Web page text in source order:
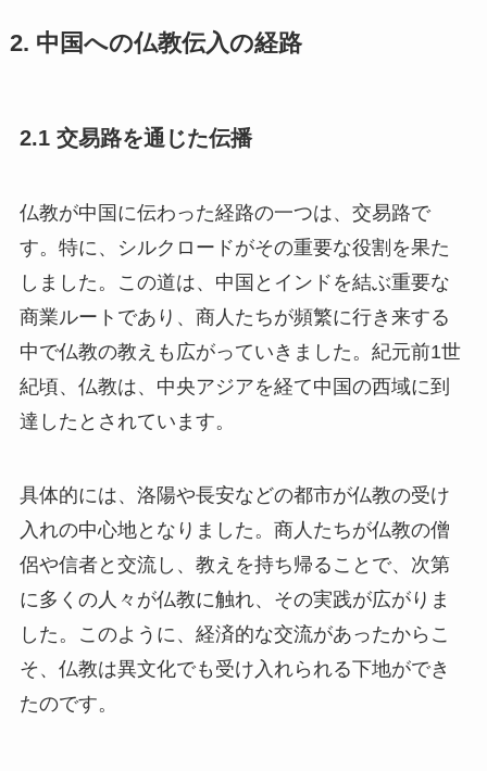
2. 中国への仏教伝入の経路
2.1 交易路を通じた伝播
仏教が中国に伝わった経路の一つは、交易路で
す。特に、シルクロードがその重要な役割を果た
しました。この道は、中国とインドを結ぶ重要な
商業ルートであり、商人たちが頻繁に行き来する
中で仏教の教えも広がっていきました。紀元前1世
紀頃、仏教は、中央アジアを経て中国の西域に到
達したとされています。
具体的には、洛陽や長安などの都市が仏教の受け
入れの中心地となりました。商人たちが仏教の僧
侶や信者と交流し、教えを持ち帰ることで、次第
に多くの人々が仏教に触れ、その実践が広がりま
した。このように、経済的な交流があったからこ
そ、仏教は異文化でも受け入れられる下地ができ
たのです。